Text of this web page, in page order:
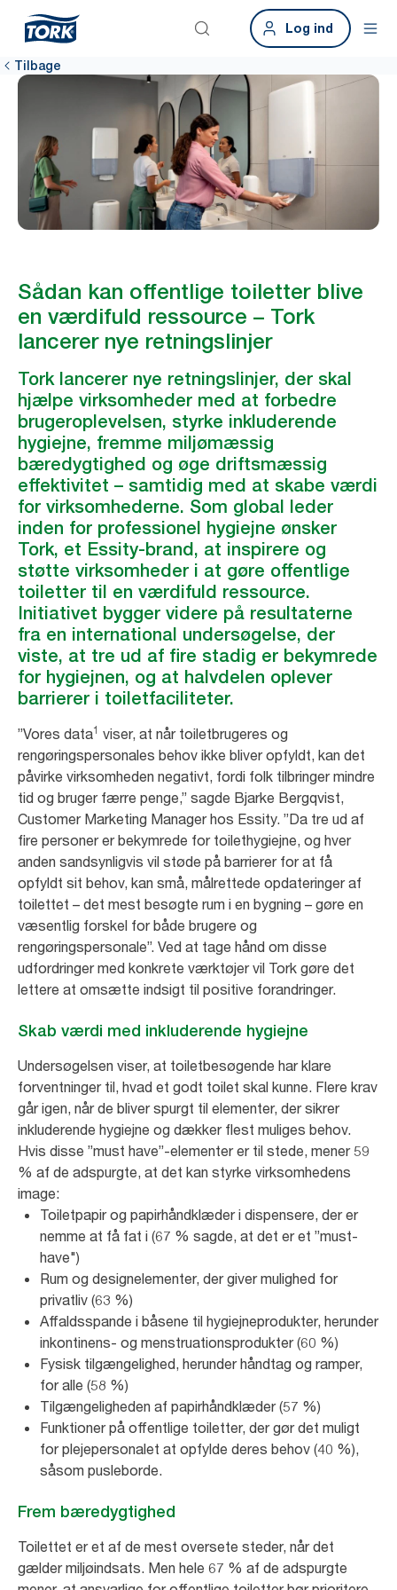
Log ind
Tilbage
Sådan kan offentlige toiletter blive
en værdifuld ressource – Tork
lancerer nye retningslinjer
Tork lancerer nye retningslinjer, der skal
hjælpe virksomheder med at forbedre
brugeroplevelsen, styrke inkluderende
hygiejne, fremme miljømæssig
bæredygtighed og øge driftsmæssig
effektivitet – samtidig med at skabe værdi
for virksomhederne. Som global leder
inden for professionel hygiejne ønsker
Tork, et Essity-brand, at inspirere og
støtte virksomheder i at gøre offentlige
toiletter til en værdifuld ressource.
Initiativet bygger videre på resultaterne
fra en international undersøgelse, der
viste, at tre ud af fire stadig er bekymrede
for hygiejnen, og at halvdelen oplever
barrierer i toiletfaciliteter.
”Vores data1 viser, at når toiletbrugeres og
rengøringspersonales behov ikke bliver opfyldt, kan det
påvirke virksomheden negativt, fordi folk tilbringer mindre
tid og bruger færre penge,” sagde Bjarke Bergqvist,
Customer Marketing Manager hos Essity. ”Da tre ud af
fire personer er bekymrede for toilethygiejne, og hver
anden sandsynligvis vil støde på barrierer for at få
opfyldt sit behov, kan små, målrettede opdateringer af
toilettet – det mest besøgte rum i en bygning – gøre en
væsentlig forskel for både brugere og
rengøringspersonale”. Ved at tage hånd om disse
udfordringer med konkrete værktøjer vil Tork gøre det
lettere at omsætte indsigt til positive forandringer.
Skab værdi med inkluderende hygiejne
Undersøgelsen viser, at toiletbesøgende har klare
forventninger til, hvad et godt toilet skal kunne. Flere krav
går igen, når de bliver spurgt til elementer, der sikrer
inkluderende hygiejne og dækker flest muliges behov.
Hvis disse ”must have”-elementer er til stede, mener 59
% af de adspurgte, at det kan styrke virksomhedens
image:
Toiletpapir og papirhåndklæder i dispensere, der er
nemme at få fat i (67 % sagde, at det er et ”must-
have")
Rum og designelementer, der giver mulighed for
privatliv (63 %)
Affaldsspande i båsene til hygiejneprodukter, herunder
inkontinens- og menstruationsprodukter (60 %)
Fysisk tilgængelighed, herunder håndtag og ramper,
for alle (58 %)
Tilgængeligheden af papirhåndklæder (57 %)
Funktioner på offentlige toiletter, der gør det muligt
for plejepersonalet at opfylde deres behov (40 %),
såsom pusleborde.
Frem bæredygtighed
Toilettet er et af de mest oversete steder, når det
gælder miljøindsats. Men hele 67 % af de adspurgte